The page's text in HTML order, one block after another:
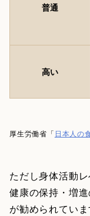
普通
高い
厚生労働省「 日本人の
ただし身体活動
健康の保持・増
が勧められていま